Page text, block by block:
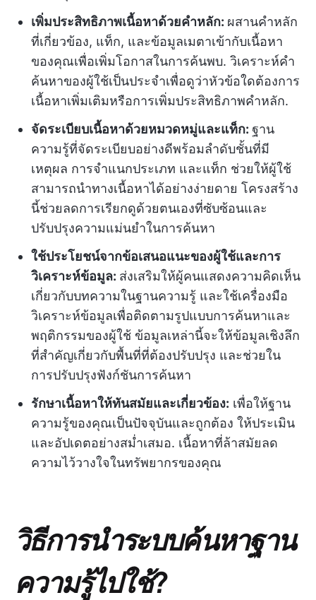
เพิ่มประสิทธิภาพเนื้อหาด้วยคำหลัก: ผสานคำหลัก
ที่เกี่ยวข้อง, แท็ก, และข้อมูลเมตาเข้ากับเนื้อหา
ของคุณเพื่อเพิ่มโอกาสในการค้นพบ. วิเคราะห์คำ
ค้นหาของผู้ใช้เป็นประจำเพื่อดูว่าหัวข้อใดต้องการ
เนื้อหาเพิ่มเติมหรือการเพิ่มประสิทธิภาพคำหลัก.
จัดระเบียบเนื้อหาด้วยหมวดหมู่และแท็ก: ฐาน
ความรู้ที่จัดระเบียบอย่างดีพร้อมลำดับชั้นที่มี
เหตุผล การจำแนกประเภท และแท็ก ช่วยให้ผู้ใช้
สามารถนำทางเนื้อหาได้อย่างง่ายดาย โครงสร้าง
นี้ช่วยลดการเรียกดูด้วยตนเองที่ซับซ้อนและ
ปรับปรุงความแม่นยำในการค้นหา
ใช้ประโยชน์จากข้อเสนอแนะของผู้ใช้และการ
วิเคราะห์ข้อมูล: ส่งเสริมให้ผู้คนแสดงความคิดเห็น
เกี่ยวกับบทความในฐานความรู้ และใช้เครื่องมือ
วิเคราะห์ข้อมูลเพื่อติดตามรูปแบบการค้นหาและ
พฤติกรรมของผู้ใช้ ข้อมูลเหล่านี้จะให้ข้อมูลเชิงลึก
ที่สำคัญเกี่ยวกับพื้นที่ที่ต้องปรับปรุง และช่วยใน
การปรับปรุงฟังก์ชันการค้นหา
รักษาเนื้อหาให้ทันสมัยและเกี่ยวข้อง: เพื่อให้ฐาน
ความรู้ของคุณเป็นปัจจุบันและถูกต้อง ให้ประเมิน
และอัปเดตอย่างสม่ำเสมอ. เนื้อหาที่ล้าสมัยลด
ความไว้วางใจในทรัพยากรของคุณ
วิธีการนำระบบค้นหาฐาน
ความรู้ไปใช้?